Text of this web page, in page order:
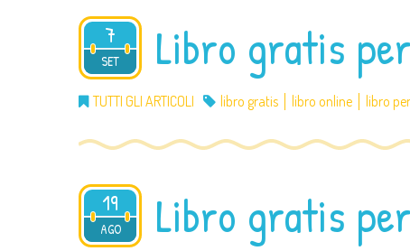
7
SET
2012 Libro gratis
TUTTI GLI ARTICOLI libro gratis libro online libro
19
AGO
2012 Libro gratis